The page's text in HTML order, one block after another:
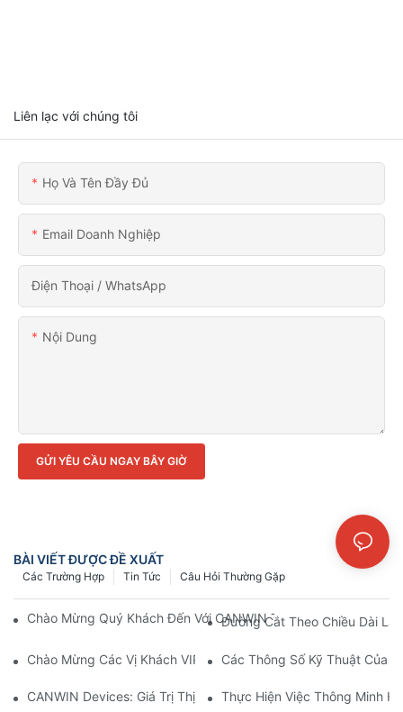
Liên lạc với chúng tôi
Họ Và Tên Đầy Đủ
Email Doanh Nghiệp
Điện Thoại / WhatsApp
Nội Dung
GỬI YÊU CẦU NGAY BÂY GIỜ
BÀI VIẾT ĐƯỢC ĐỀ XUẤT
Câu Hỏi Thường Gặp
Tin Tức
Các Trường Hợp
Chào Mừng Quý Khách Đến Với CANWIN Từ Các Khách Hàng
Đường Cắt Theo Chiều Dài Là
Chào Mừng Các Vị Khách VIP Brazil Quay Lại CANWIN Và
Các Thông Số Kỹ Thuật Của
CANWIN Devices: Giá Trị Thị Trường Và Tầm Nhìn Chiến Lược
Thực Hiện Việc Thông Minh